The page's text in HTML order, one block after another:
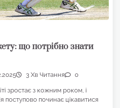
що потрібно знати
3 Хв Читання 0
зростає з кожним роком, і
поступово починає цікавитися